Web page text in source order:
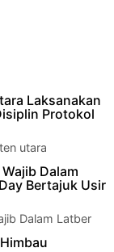
Laksanakan
Protokol
utara
Disiplin
Dalam
Bertajuk Usir
Dalam Latber
Usir